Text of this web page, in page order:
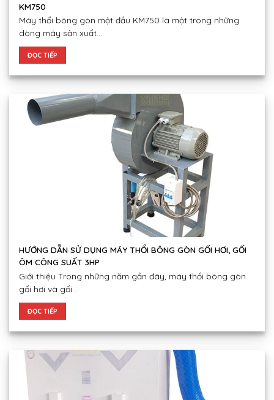
KM750
Máy thổi bông gòn một đầu KM750 là một trong những
dòng máy sản xuất...
ĐỌC TIẾP
HƯỚNG DẪN SỬ DỤNG MÁY THỔI BÔNG GÒN GỐI HƠI, GỐI
ÔM CÔNG SUẤT 3HP
Giới thiệu Trong những năm gần đây, máy thổi bông gòn
gối hơi và gối...
ĐỌC TIẾP